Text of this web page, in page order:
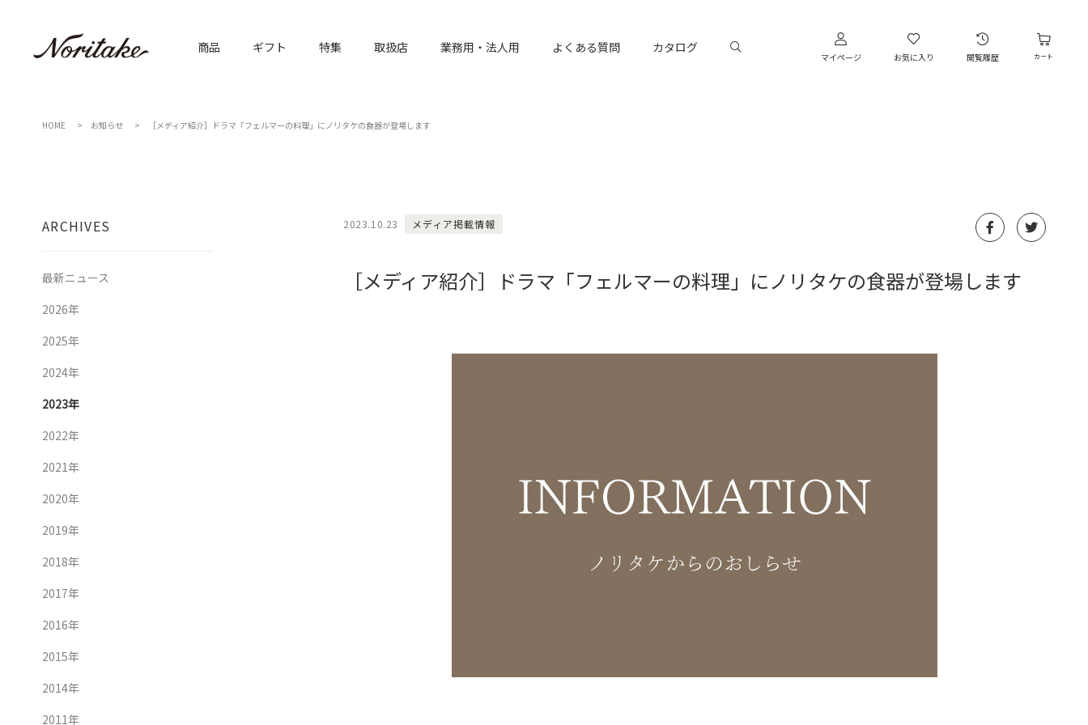
商品 ギフト 特集 取扱店 業務用・法人用 よくある質問 カタログ
マイページ お気に入り 閲覧履歴 カート
HOME お知らせ ［メディア紹介］ドラマ「フェルマーの料理」にノリタケの食器が登場します
ARCHIVES
最新ニュース
2026年
2025年
2024年
2023年
2022年
2021年
2020年
2019年
2018年
2017年
2016年
2015年
2014年
2011年
2023.10.23 メディア掲載情報
［メディア紹介］ドラマ「フェルマーの料理」にノリタケの食器が登場します